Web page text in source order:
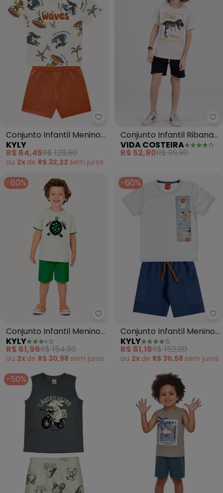
Kyly - Conjunto Infantil Menino
Conjunto Infantil Menino
em Algodão (Cinza)
KYLY
R$ 64,45R$ 128,90
ou 2x de R$ 32,22 sem juros
Conjunto Infantil Ribana
T-Rex (Mescla)
VIDA COSTEIRA
R$ 52,90R$ 99,90
-60%
Kyly - Conjunto Infantil Menino
Conjunto Infantil Menino
Tartaruga (Cinza)
KYLY
R$ 61,96R$ 154,90
ou 2x de R$ 30,98 sem juros
-60%
Conjunto Infantil Menino
Basquete (Cinza)
KYLY
R$ 61,16R$ 152,90
ou 2x de R$ 30,58 sem juros
-50%